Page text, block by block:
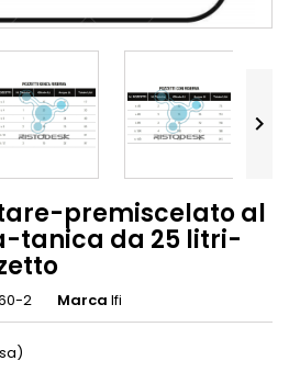

premiscelato al
tanica da 25 litri-
2 Marca Ifi